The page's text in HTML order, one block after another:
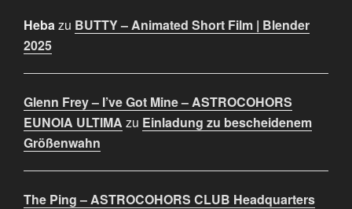
Hebazu BUTTY – Animated Short Film | Blender
2025
Glenn Frey – I’ve Got Mine – ASTROCOHORS
EUNOIA ULTIMA zu Einladung zu bescheidenem
Größenwahn
The Ping – ASTROCOHORS CLUB Headquarters